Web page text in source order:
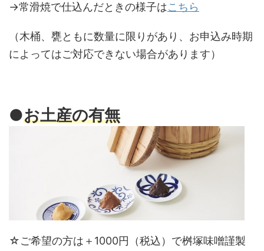
→常滑焼で仕込んだときの様子はこちら
（木桶、甕ともに数量に限りがあり、お申込み時期
によってはご対応できない場合があります）
●お土産の有無
☆ご希望の方は＋1000円（税込）で桝塚味噌謹製